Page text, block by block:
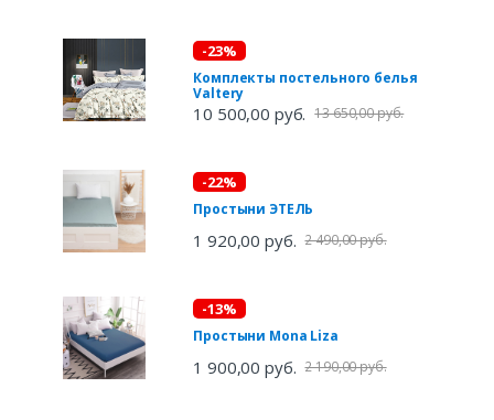
-23%
Комплекты постельного белья
Valtery
10 500,00 руб. 13 650,00 руб.
-22%
Простыни ЭТЕЛЬ
1 920,00 руб. 2 490,00 руб.
-13%
Простыни Mona Liza
1 900,00 руб. 2 190,00 руб.